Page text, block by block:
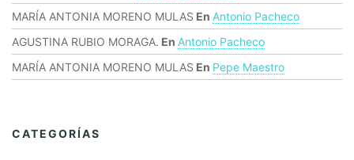
MARÍA ANTONIA MORENO MULAS En Antonio Pacheco
AGUSTINA RUBIO MORAGA. En Antonio Pacheco
MARÍA ANTONIA MORENO MULAS En Pepe Maestro
CATEGORÍAS